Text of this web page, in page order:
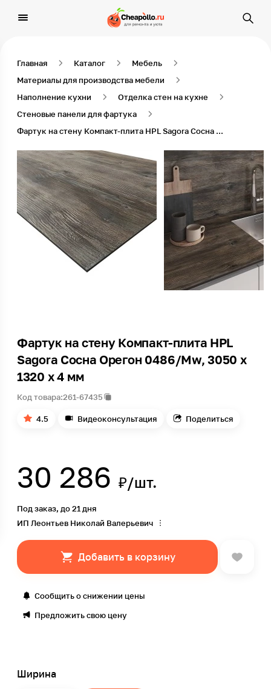
Главная Каталог
Мебель
Материалы для производства мебели
Наполнение кухни
Отделка стен на кухне
Стеновые панели для фартука
Фартук на стену Компакт-плита HPL Sagora Сосна Орегон 0486/Mw, 3050 x 1320 x 4 мм
Фартук на стену Компакт-плита HPL
Sagora Сосна Орегон 0486/Mw, 3050 x
1320 x 4 мм
Код товара:261-67435
4.5 Видеоконсультация Поделиться
30 286 ₽/шт.
Под заказ, до 21 дня
ИП Леонтьев Николай Валерьевич
Добавить в корзину
Сообщить о снижении цены
Предложить свою цену
Ширина